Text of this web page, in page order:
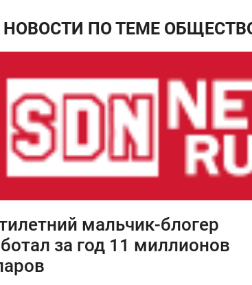
ПО ТЕМЕ
мальчик-блогер
за год 11 миллионов